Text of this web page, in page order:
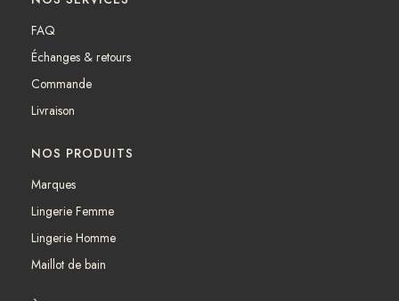
e
b
o
k
t
r
a
FAQ
Échanges & retours
Commande
Livraison
NOS PRODUITS
Marques
Lingerie Femme
Lingerie Homme
Maillot de bain